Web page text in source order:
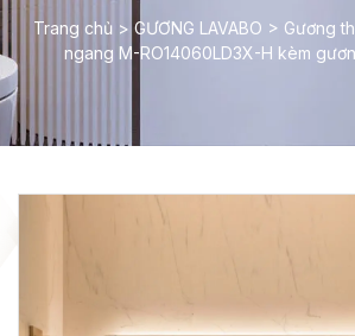
Trang chủ > GƯƠNG LAVABO > Gương
ngang M-RO14060LD3X-H kèm